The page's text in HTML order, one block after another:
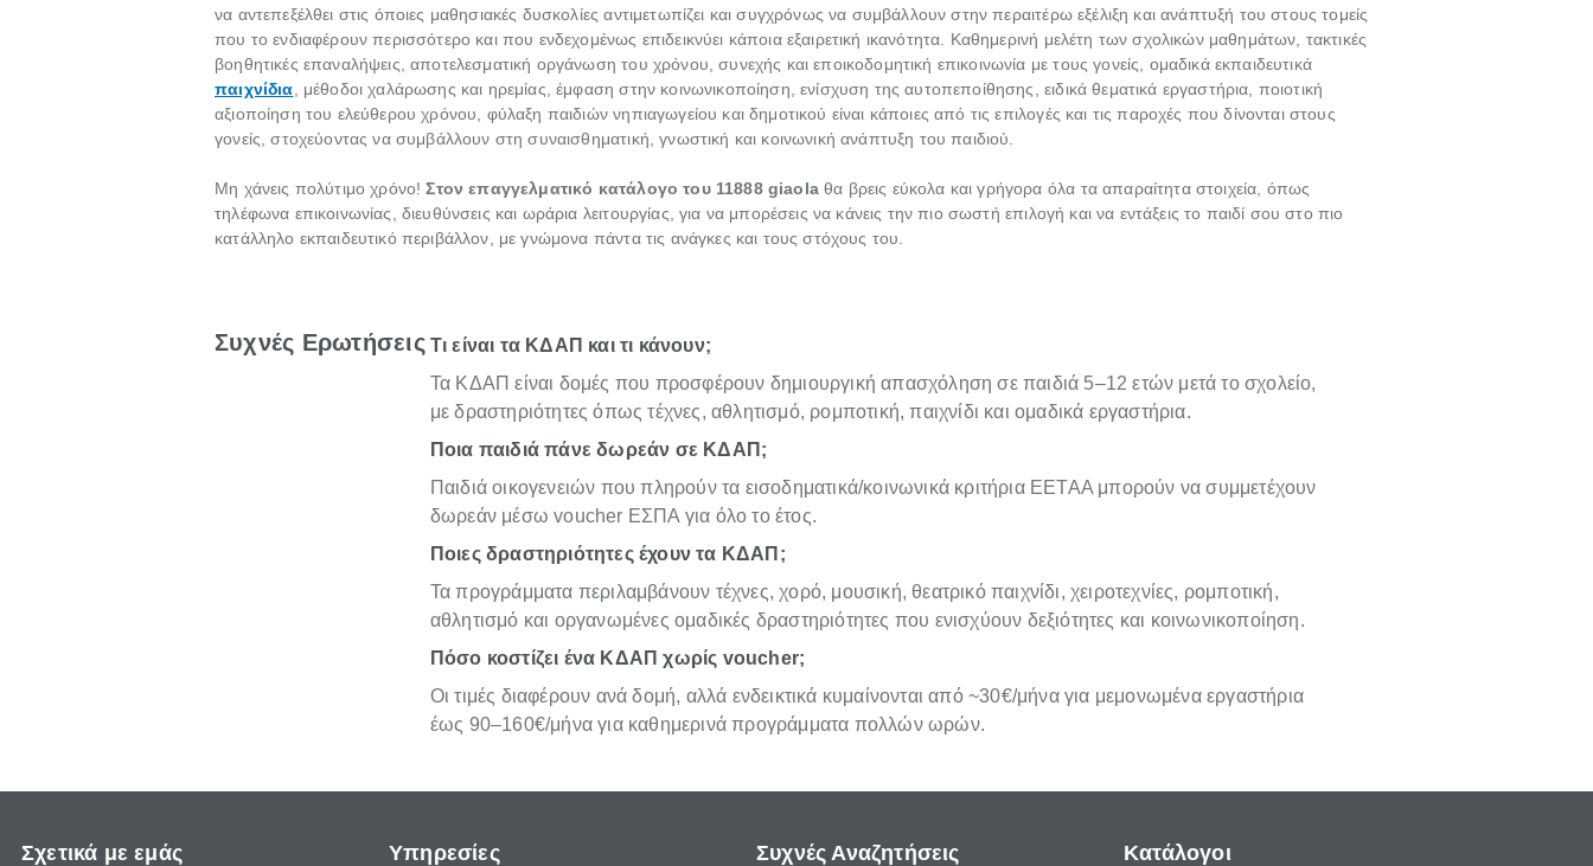
να αντεπεξέλθει στις όποιες μαθησιακές δυσκολίες αντιμετωπίζει και συγχρόνως να συμβάλλουν στην περαιτέρω εξέλιξη και ανάπτυξή του στους τομείς
που το ενδιαφέρουν περισσότερο και που ενδεχομένως επιδεικνύει κάποια εξαιρετική ικανότητα. Καθημερινή μελέτη των σχολικών μαθημάτων, τακτικές
βοηθητικές επαναλήψεις, αποτελεσματική οργάνωση του χρόνου, συνεχής και εποικοδομητική επικοινωνία με τους γονείς, ομαδικά εκπαιδευτικά
παιχνίδια , μέθοδοι χαλάρωσης και ηρεμίας, έμφαση στην κοινωνικοποίηση, ενίσχυση της αυτοπεποίθησης, ειδικά θεματικά εργαστήρια, ποιοτική
αξιοποίηση του ελεύθερου χρόνου, φύλαξη παιδιών νηπιαγωγείου και δημοτικού είναι κάποιες από τις επιλογές και τις παροχές που δίνονται στους
γονείς, στοχεύοντας να συμβάλλουν στη συναισθηματική, γνωστική και κοινωνική ανάπτυξη του παιδιού.
Μη χάνεις πολύτιμο χρόνο!Στον επαγγελματικό κατάλογο του 11888 giaolaθα βρεις εύκολα και γρήγορα όλα τα απαραίτητα στοιχεία, όπως
τηλέφωνα επικοινωνίας, διευθύνσεις και ωράρια λειτουργίας, για να μπορέσεις να κάνεις την πιο σωστή επιλογή και να εντάξεις το παιδί σου στο πιο
κατάλληλο εκπαιδευτικό περιβάλλον, με γνώμονα πάντα τις ανάγκες και τους στόχους του.
Συχνές Ερωτήσεις Τι είναι τα ΚΔΑΠ και τι κάνουν;
Τα ΚΔΑΠ είναι δομές που προσφέρουν δημιουργική απασχόληση σε παιδιά 5–12 ετών μετά το σχολείο,
με δραστηριότητες όπως τέχνες, αθλητισμό, ρομποτική, παιχνίδι και ομαδικά εργαστήρια.
Ποια παιδιά πάνε δωρεάν σε ΚΔΑΠ;
Παιδιά οικογενειών που πληρούν τα εισοδηματικά/κοινωνικά κριτήρια ΕΕΤΑΑ μπορούν να συμμετέχουν
δωρεάν μέσω voucher ΕΣΠΑ για όλο το έτος.
Ποιες δραστηριότητες έχουν τα ΚΔΑΠ;
Τα προγράμματα περιλαμβάνουν τέχνες, χορό, μουσική, θεατρικό παιχνίδι, χειροτεχνίες, ρομποτική,
αθλητισμό και οργανωμένες ομαδικές δραστηριότητες που ενισχύουν δεξιότητες και κοινωνικοποίηση.
Πόσο κοστίζει ένα ΚΔΑΠ χωρίς voucher;
Οι τιμές διαφέρουν ανά δομή, αλλά ενδεικτικά κυμαίνονται από ~30€/μήνα για μεμονωμένα εργαστήρια
έως 90–160€/μήνα για καθημερινά προγράμματα πολλών ωρών.
Σχετικά με εμάς Υπηρεσίες Συχνές Αναζητήσεις Κατάλογοι